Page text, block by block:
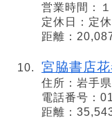
営業時間：
定休日：定
距離：
宮脇書店
住所：岩手
電話番号：
距離：